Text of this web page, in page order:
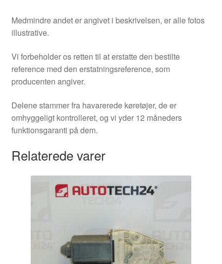
Medmindre andet er angivet i beskrivelsen, er alle fotos
illustrative.
Vi forbeholder os retten til at erstatte den bestilte
reference med den erstatningsreference, som
producenten angiver.
Delene stammer fra havarerede køretøjer, de er
omhyggeligt kontrolleret, og vi yder 12 måneders
funktionsgaranti på dem.
Relaterede varer